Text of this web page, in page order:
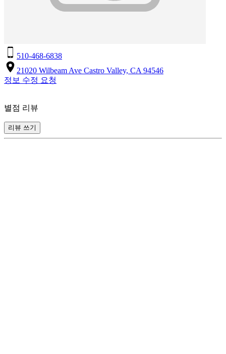
510-468-6838
21020 Wilbeam Ave Castro Valley, CA 94546
정보 수정 요청
별점 리뷰
리뷰 쓰기